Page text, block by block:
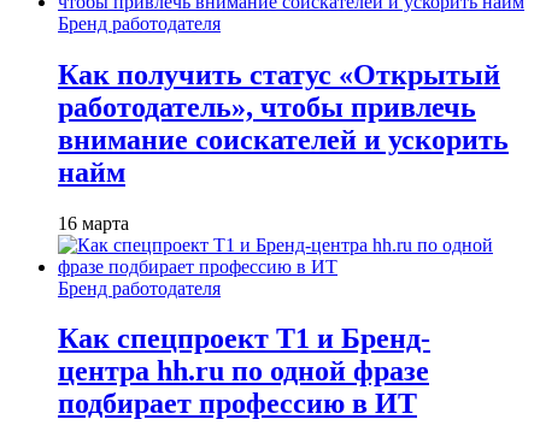
Бренд работодателя
Как получить статус «Открытый
работодатель», чтобы привлечь
внимание соискателей и ускорить
найм
16 марта
Бренд работодателя
Как спецпроект T1 и Бренд-
центра hh.ru по одной фразе
подбирает профессию в ИТ